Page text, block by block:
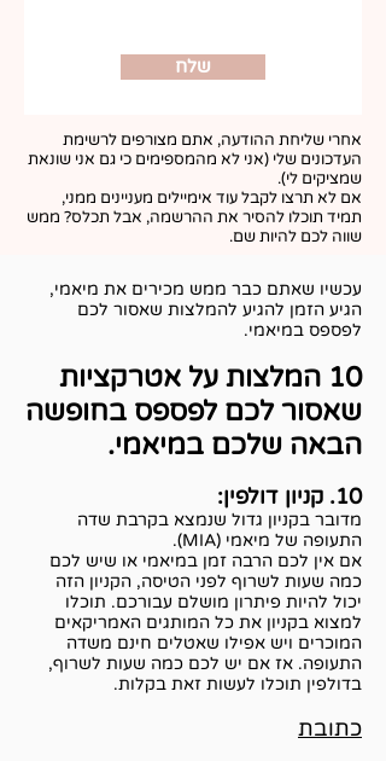
שלח
אחרי שליחת ההודעה, אתם מצורפים לרשימת
העדכונים שלי (אני לא מהמספימים כי גם אני שונאת
שמציקים לי).
אם לא תרצו לקבל עוד אימיילים מעניינים ממני,
תמיד תוכלו להסיר את ההרשמה, אבל תכלס? ממש
שווה לכם להיות שם.
עכשיו שאתם כבר ממש מכירים את מיאמי,
הגיע הזמן להגיע להמלצות שאסור לכם
לפספס במיאמי.
10 המלצות על אטרקציות
שאסור לכם לפספס בחופשה
הבאה שלכם במיאמי.
10. קניון דולפין:
מדובר בקניון גדול שנמצא בקרבת שדה
התעופה של מיאמי (MIA).
אם אין לכם הרבה זמן במיאמי או שיש לכם
כמה שעות לשרוף לפני הטיסה, הקניון הזה
יכול להיות פיתרון מושלם עבורכם. תוכלו
למצוא בקניון את כל המותגים האמריקאים
המוכרים ויש אפילו שאטלים חינם משדה
התעופה. אז אם יש לכם כמה שעות לשרוף,
בדולפין תוכלו לעשות זאת בקלות.
כתובת